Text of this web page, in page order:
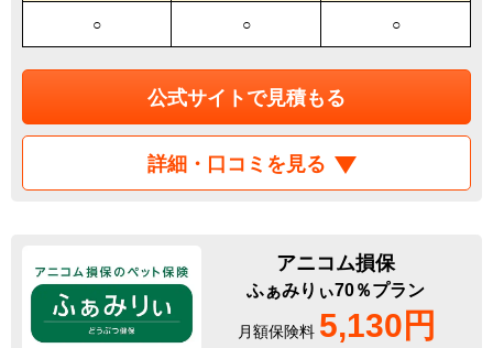
○ ○ ○
公式サイトで見積もる
詳細・口コミを見る
アニコム損保
ふぁみりぃ70％プラン
月額保険料 5,130円